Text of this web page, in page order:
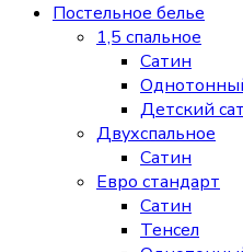
Постельное белье
1,5 спальное
Сатин
Детский
Двухспальное
Сатин
Евро стандарт
Сатин
Тенсел